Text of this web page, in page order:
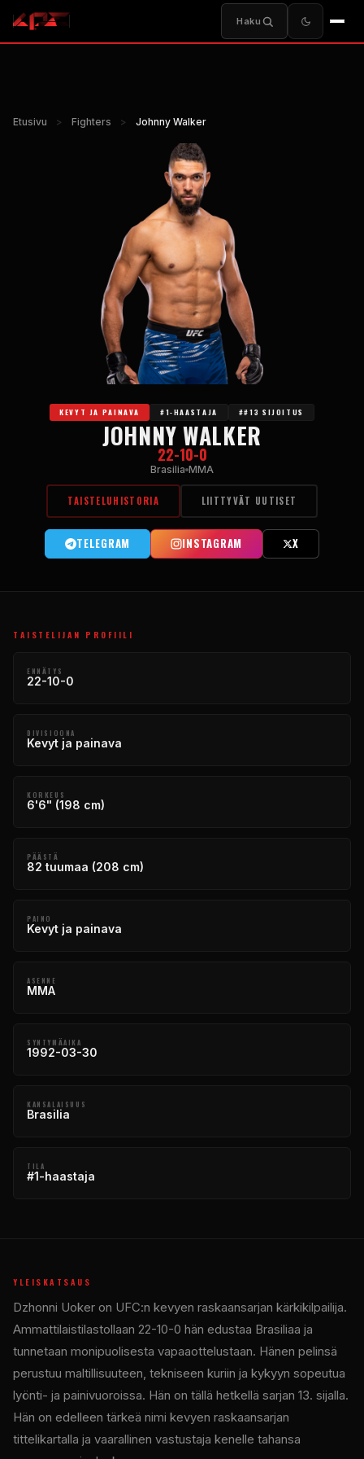
Haku
Etusivu > Fighters > Johnny Walker
KEVYT JA PAINAVA #1-HAASTAJA ##13 SIJOITUS
JOHNNY WALKER
22-10-0
Brasilia MMA
TAISTELUHISTORIA LIITTYVÄT UUTISET
TELEGRAM INSTAGRAM X
TAISTELIJAN PROFIILI
ENNÄTYS
22-10-0
DIVISIOONA
Kevyt ja painava
KORKEUS
6'6" (198 cm)
PÄÄSTÄ
82 tuumaa (208 cm)
PAINO
Kevyt ja painava
ASENNE
MMA
SYNTYMÄAIKA
1992-03-30
KANSALAISUUS
Brasilia
TILA
#1-haastaja
YLEISKATSAUS
Dzhonni Uoker on UFC:n kevyen raskaansarjan kärkikilpailija.
Ammattilaistilastollaan 22-10-0 hän edustaa Brasiliaa ja
tunnetaan monipuolisesta vapaaottelustaan. Hänen pelinsä
perustuu maltillisuuteen, tekniseen kuriin ja kykyyn sopeutua
lyönti- ja painivuoroissa. Hän on tällä hetkellä sarjan 13. sijalla.
Hän on edelleen tärkeä nimi kevyen raskaansarjan
tittelikartalla ja vaarallinen vastustaja kenelle tahansa